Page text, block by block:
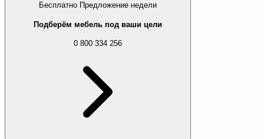
Бесплатно Предложение недели
Подберём мебель под ваши цели
0 800 334 256